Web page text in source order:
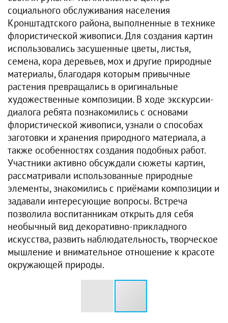
социального обслуживания населения
Кронштадтского района, выполненные в технике
флористической живописи. Для создания картин
использовались засушенные цветы, листья,
семена, кора деревьев, мох и другие природные
материалы, благодаря которым привычные
растения превращались в оригинальные
художественные композиции. В ходе экскурсии-
диалога ребята познакомились с основами
флористической живописи, узнали о способах
заготовки и хранения природного материала, а
также особенностях создания подобных работ.
Участники активно обсуждали сюжеты картин,
рассматривали использованные природные
элементы, знакомились с приёмами композиции и
задавали интересующие вопросы. Встреча
позволила воспитанникам открыть для себя
необычный вид декоративно-прикладного
искусства, развить наблюдательность, творческое
мышление и внимательное отношение к красоте
окружающей природы.